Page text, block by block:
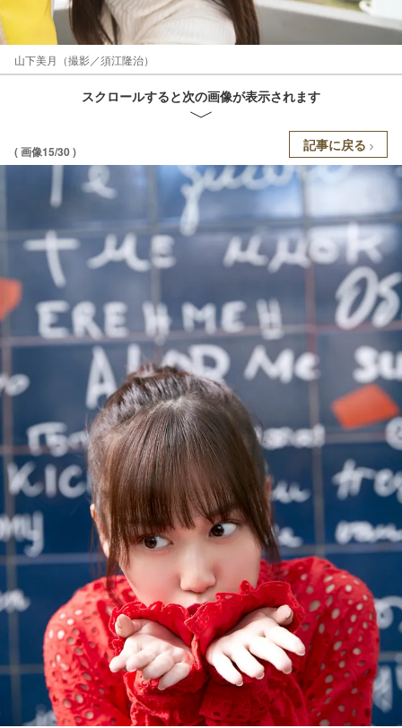
山下美月（撮影／須江隆治）
スクロールすると次の画像が表示されます
( 画像15/30 ) 記事に戻る